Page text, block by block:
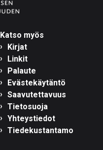
Katso myös
Kirjat
Linkit
Palaute
Evästekäytäntö
Saavutettavuus
Tietosuoja
Yhteystiedot
Tiedekustantamo